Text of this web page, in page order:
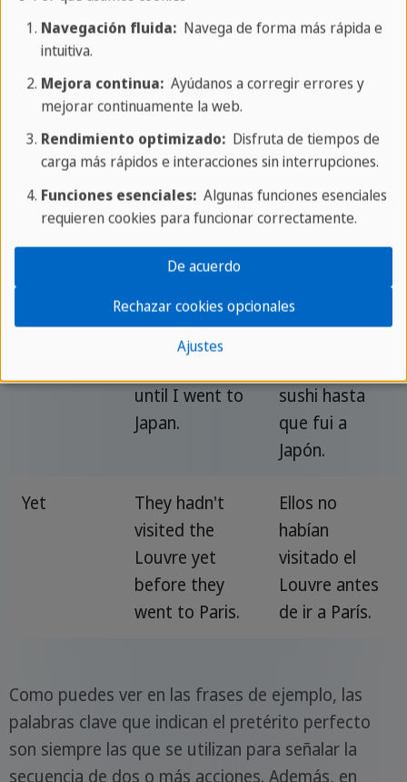
Never
She had never
seen such a
beautiful
Ella nunca
había visto
una puesta
hermosa.
Once
Once I had
finished my
work, I went
Cuando
I had never
until I went to
Japan.
sushi hasta
que fui a
Japón.
Yet
They hadn't
visited the
Louvre yet
before they
went to Paris.
Ellos no
habían
visitado el
Louvre antes
de ir a París.
Como puedes ver en las frases de ejemplo, las
palabras clave que indican el pretérito perfecto
son siempre las que se utilizan para señalar la
secuencia de dos o más acciones. Además, en
Navegación fluida:Navega de forma más rápida e
intuitiva.
Mejora continua:Ayúdanos a corregir errores y
mejorar continuamente la web.
Rendimiento optimizado:Disfruta de tiempos de
carga más rápidos e interacciones sin interrupciones.
Funciones esenciales:Algunas funciones esenciales
requieren cookies para funcionar correctamente.
Ajustes
Rechazar cookies opcionales
De acuerdo